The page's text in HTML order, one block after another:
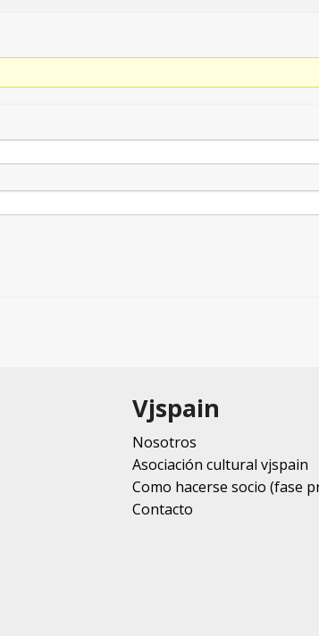
Vjspain
Nosotros
Asociación cultural vjspain
Como hacerse socio (fase
Contacto